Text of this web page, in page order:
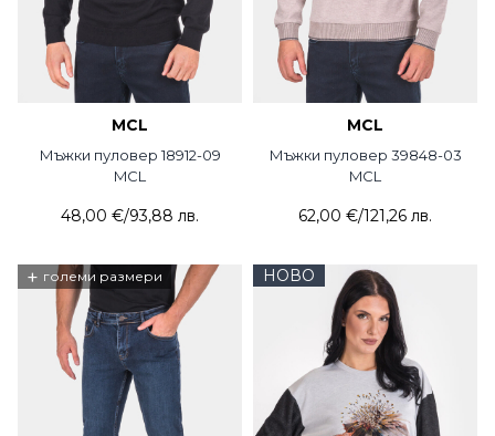
MCL
Мъжки пуловер 18912-09
MCL
48,00 €/93,88 лв.
MCL
Мъжки пуловер 39848-03
MCL
62,00 €/121,26 лв.
+ големи размери НОВО